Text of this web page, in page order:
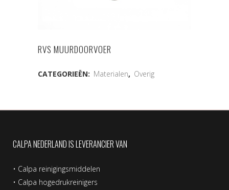
RVS MUURDOORVOER
CATEGORIEËN: Materialen, Overig
CALPA NEDERLAND IS LEVERANCIER VAN
• Calpa reinigingsmiddelen
• Calpa hogedrukreinigers